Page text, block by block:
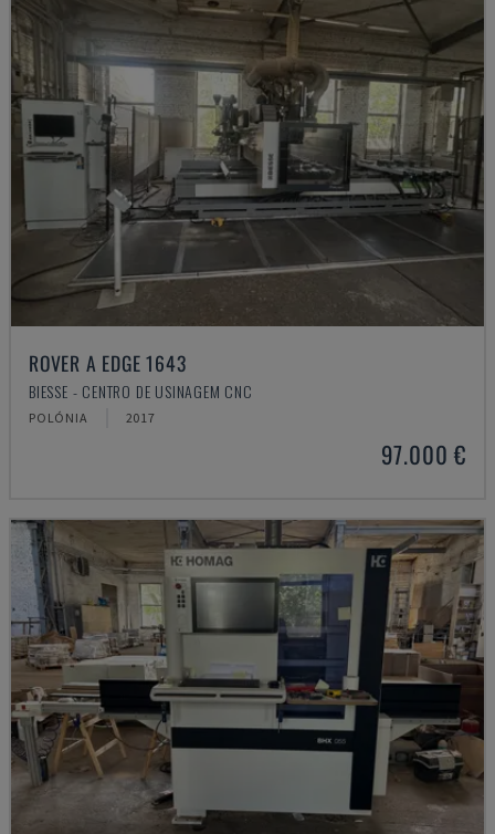
ROVER A EDGE 1643
BIESSE - CENTRO DE USINAGEM CNC
POLÓNIA 2017
97.000 €